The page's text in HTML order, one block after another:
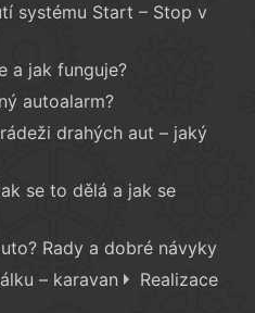
systému Start – Stop v
a jak funguje?
autoalarm?
drahých aut – jaký
se to dělá a jak se
Rady a dobré návyky
– karavan
Realizace